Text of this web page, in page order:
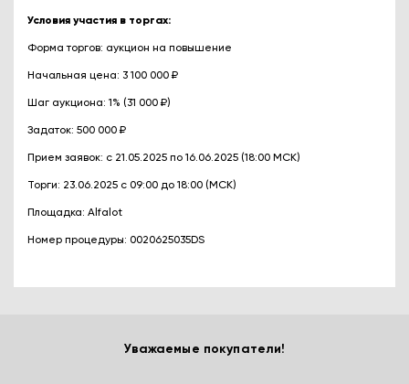
Условия участия в торгах:
Форма торгов: аукцион на повышение
Начальная цена: 3 100 000 ₽
Шаг аукциона: 1% (31 000 ₽)
Задаток: 500 000 ₽
Прием заявок: с 21.05.2025 по 16.06.2025 (18:00 МСК)
Торги: 23.06.2025 с 09:00 до 18:00 (МСК)
Площадка: Alfalot
Номер процедуры: 0020625035DS
Уважаемые покупатели!